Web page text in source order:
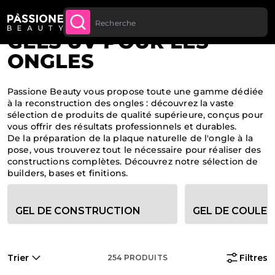
Jusqu’à 20 € de réduction sur votre
première commande
CONTENU
Fil d'Ariane
Home Reconstruction de l'ongle
GELS UV POUR LES
ONGLES
Passione Beauty vous propose toute une gamme dédiée
à la reconstruction des ongles : découvrez la vaste
sélection de produits de qualité supérieure, conçus pour
vous offrir des résultats professionnels et durables.
De la préparation de la plaque naturelle de l'ongle à la
pose, vous trouverez tout le nécessaire pour réaliser des
constructions complètes. Découvrez notre sélection de
builders, bases et finitions.
Options de filtre de catégorie
GEL DE CONSTRUCTION GEL DE
Trier 254 PRODUITS Filtres